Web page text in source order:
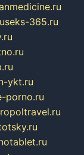
seks-365.ru
ykt.ru
porno.ru